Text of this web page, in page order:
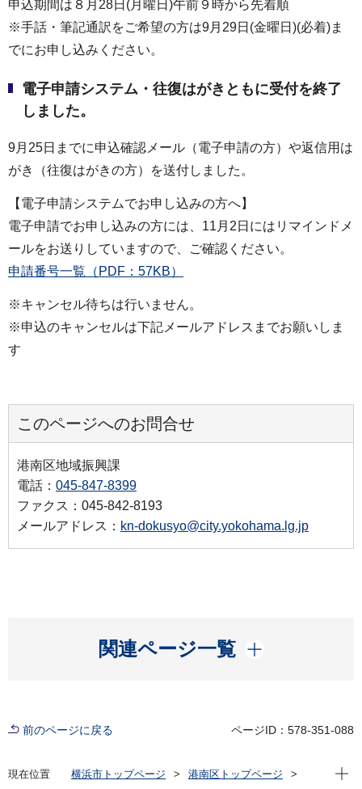
申込期間は８月28日(月曜日)午前９時から先着順
※手話・筆記通訳をご希望の方は9月29日(金曜日)(必着)ま
でにお申し込みください。
電子申請システム・往復はがきともに受付を終了
しました。
9月25日までに申込確認メール（電子申請の方）や返信用は
がき（往復はがきの方）を送付しました。
【電子申請システムでお申し込みの方へ】
電子申請でお申し込みの方には、11月2日にはリマインドメ
ールをお送りしていますので、ご確認ください。
申請番号一覧（PDF：57KB）
※キャンセル待ちは行いません。
※申込のキャンセルは下記メールアドレスまでお願いしま
す
このページへのお問合せ
港南区地域振興課
電話： 045-847-8399
ファクス：045-842-8193
メールアドレス： kn-dokusyo@city.yokohama.lg.jp
関連ページ一覧
開く
前のページに戻る ページID：578-351-088
現在位置 横浜市トップページ
港南区トップページ
現在